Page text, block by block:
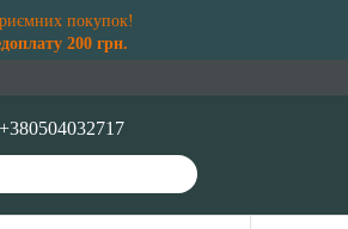
покупок!
200 грн.
+380504032717